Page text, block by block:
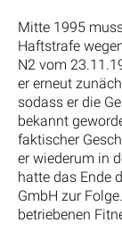
Mitte 1995
Haftstrafe
N2 vom
er erneut
sodass er die
bekannt
faktischer
er wiederum in
hatte das Ende
GmbH zur
betriebenen